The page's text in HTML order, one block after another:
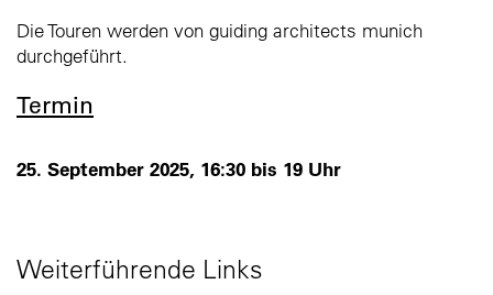
Die Touren werden von guiding architects munich
durchgeführt.
Termin
25. September 2025, 16:30 bis 19 Uhr
Weiterführende Links